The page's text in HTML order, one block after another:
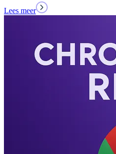
Lees meer